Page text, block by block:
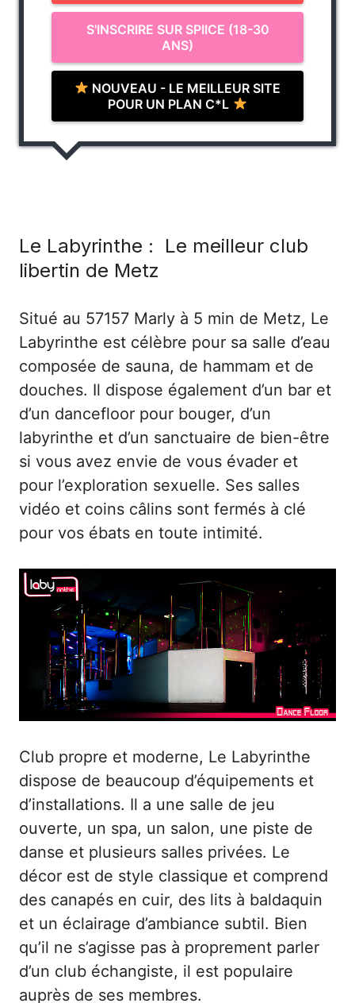
S'INSCRIRE SUR SPIICE (18-30
ANS)
NOUVEAU - LE MEILLEUR SITE
POUR UN PLAN C*L
Le Labyrinthe : Le meilleur club
libertin de Metz
Situé au 57157 Marly à 5 min de Metz, Le
Labyrinthe est célèbre pour sa salle d’eau
composée de sauna, de hammam et de
douches. Il dispose également d’un bar et
d’un dancefloor pour bouger, d’un
labyrinthe et d’un sanctuaire de bien-être
si vous avez envie de vous évader et
pour l’exploration sexuelle. Ses salles
vidéo et coins câlins sont fermés à clé
pour vos ébats en toute intimité.
Club propre et moderne, Le Labyrinthe
dispose de beaucoup d’équipements et
d’installations. Il a une salle de jeu
ouverte, un spa, un salon, une piste de
danse et plusieurs salles privées. Le
décor est de style classique et comprend
des canapés en cuir, des lits à baldaquin
et un éclairage d’ambiance subtil. Bien
qu’il ne s’agisse pas à proprement parler
d’un club échangiste, il est populaire
auprès de ses membres.